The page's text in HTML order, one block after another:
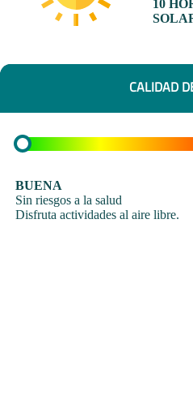
10
CALIDAD
BUENA
Sin riesgos a la salud
Disfruta actividades al aire libre.